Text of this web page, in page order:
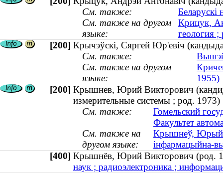
См. также:
Беларускі
См. также на другом
языке:
Крицук,
геология
[200] Крычэўскі, Сяргей Юр'евіч
См. также:
См. также на другом
языке:
1955)
[200] Крышнев, Юрий Викторович
измерительные системы ; род. 1973)
См. также:
Гомельский
Факультет
См. также на
другом языке:
Крышнеў, Юрый
інфармацыйна-
[400] Крышнёв, Юрий Викторович
наук ; радиоэлектроника ;